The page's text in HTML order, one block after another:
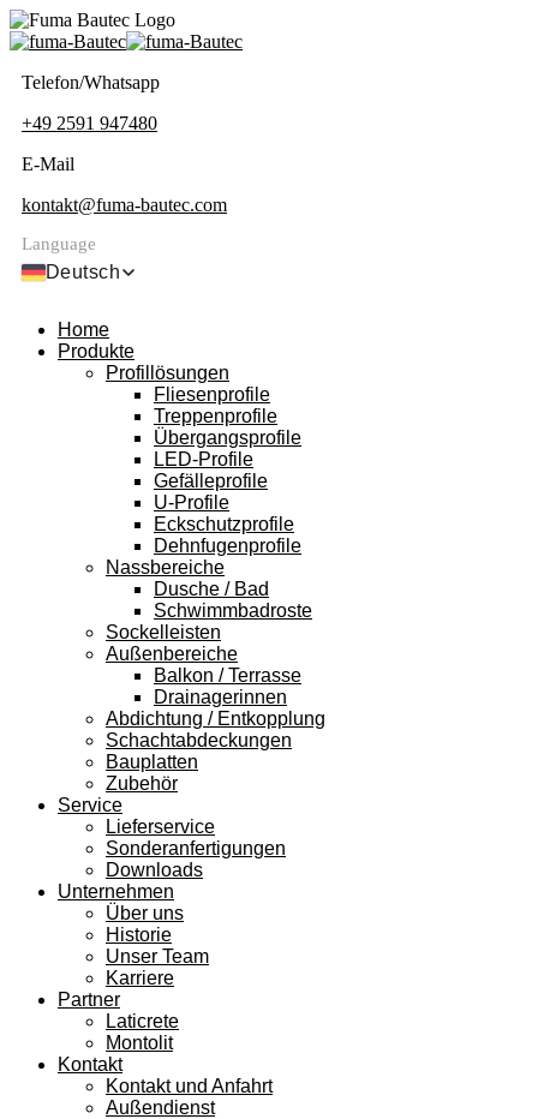
Telefon/Whatsapp
+49 2591 947480
E-Mail
kontakt@fuma-bautec.com
Language
Deutsch
Home
Produkte
Profillösungen
Fliesenprofile
Treppenprofile
Übergangsprofile
LED-Profile
Gefälleprofile
U-Profile
Eckschutzprofile
Dehnfugenprofile
Nassbereiche
Dusche / Bad
Schwimmbadroste
Sockelleisten
Außenbereiche
Balkon / Terrasse
Drainagerinnen
Abdichtung / Entkopplung
Schachtabdeckungen
Bauplatten
Zubehör
Service
Lieferservice
Sonderanfertigungen
Downloads
Unternehmen
Über uns
Historie
Unser Team
Karriere
Partner
Laticrete
Montolit
Kontakt
Kontakt und Anfahrt
Außendienst